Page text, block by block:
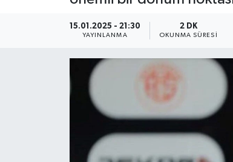
15.01.2025 - 21:30
YAYINLANMA
2 DK
OKUNMA SÜRESI